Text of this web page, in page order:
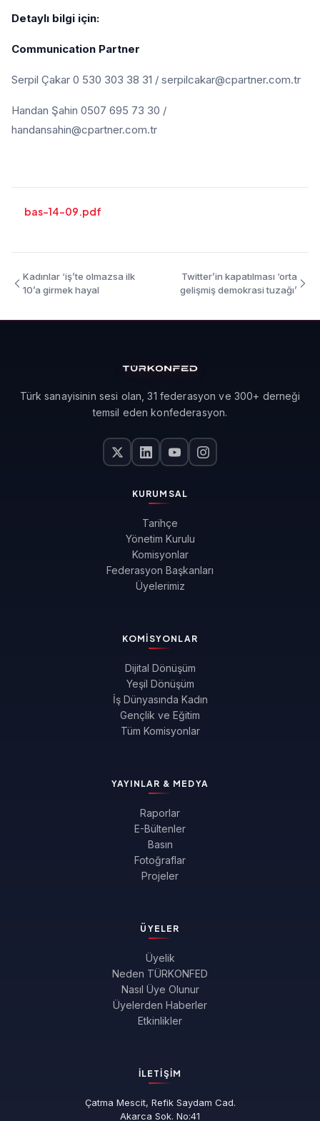
Detaylı bilgi için:
Communication Partner
Serpil Çakar 0 530 303 38 31 / serpilcakar@cpartner.com.tr
Handan Şahin 0507 695 73 30 /
handansahin@cpartner.com.tr
bas-14-09.pdf
Kadınlar ‘iş’te olmazsa ilk
10’a girmek hayal
Twitter’in kapatılması ‘orta
gelişmiş demokrasi tuzağı’
Türk sanayisinin sesi olan, 31 federasyon ve 300+ derneği
temsil eden konfederasyon.
KURUMSAL
Tarihçe
Yönetim Kurulu
Komisyonlar
Federasyon Başkanları
Üyelerimiz
KOMISYONLAR
Dijital Dönüşüm
Yeşil Dönüşüm
İş Dünyasında Kadın
Gençlik ve Eğitim
Tüm Komisyonlar
YAYINLAR & MEDYA
Raporlar
E-Bültenler
Basın
Fotoğraflar
Projeler
ÜYELER
Üyelik
Neden TÜRKONFED
Nasıl Üye Olunur
Üyelerden Haberler
Etkinlikler
İLETIŞIM
Çatma Mescit, Refik Saydam Cad.
Akarca Sok. No:41